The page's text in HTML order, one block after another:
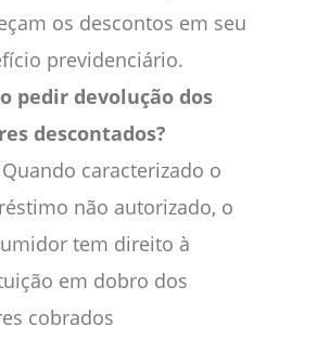
os descontos em seu
previdenciário.
pedir devolução dos
descontados?
caracterizado o
não autorizado, o
tem direito à
em dobro dos
cobrados